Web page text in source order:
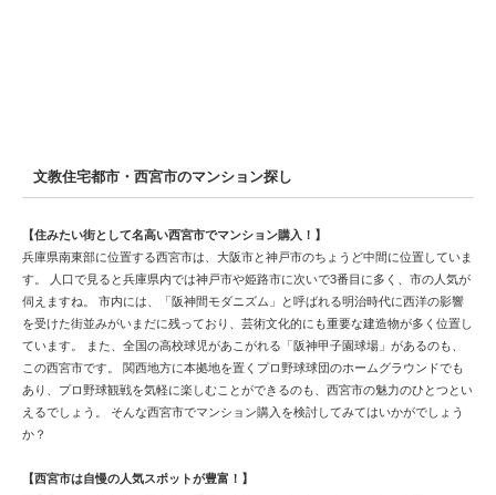
文教住宅都市・西宮市のマンション探し
【住みたい街として名高い西宮市でマンション購入！】
兵庫県南東部に位置する西宮市は、大阪市と神戸市のちょうど中間に位置していま
す。 人口で見ると兵庫県内では神戸市や姫路市に次いで3番目に多く、市の人気が
伺えますね。 市内には、「阪神間モダニズム」と呼ばれる明治時代に西洋の影響
を受けた街並みがいまだに残っており、芸術文化的にも重要な建造物が多く位置し
ています。 また、全国の高校球児があこがれる「阪神甲子園球場」があるのも、
この西宮市です。 関西地方に本拠地を置くプロ野球球団のホームグラウンドでも
あり、プロ野球観戦を気軽に楽しむことができるのも、西宮市の魅力のひとつとい
えるでしょう。 そんな西宮市でマンション購入を検討してみてはいかがでしょう
か？
【西宮市は自慢の人気スポットが豊富！】